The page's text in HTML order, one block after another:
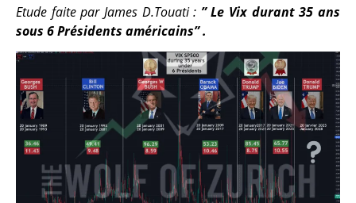
Etude faite par James D.Touati : ” Le Vix durant 35 ans
sous 6 Présidents américains” .